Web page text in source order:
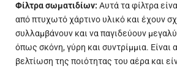
Φίλτρα σωματιδίων: Αυτά τα φίλτρα
από πτυχωτό χάρτινο υλικό και έχουν
συλλαμβάνουν και να παγιδεύουν
όπως σκόνη, γύρη και συντρίμμια. Είναι
βελτίωση της ποιότητας του αέρα και